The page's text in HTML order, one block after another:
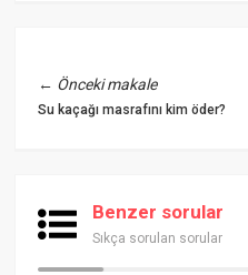
← Önceki makale
Su kaçağı masrafını kim öder?
Benzer sorular
Sıkça sorulan sorular